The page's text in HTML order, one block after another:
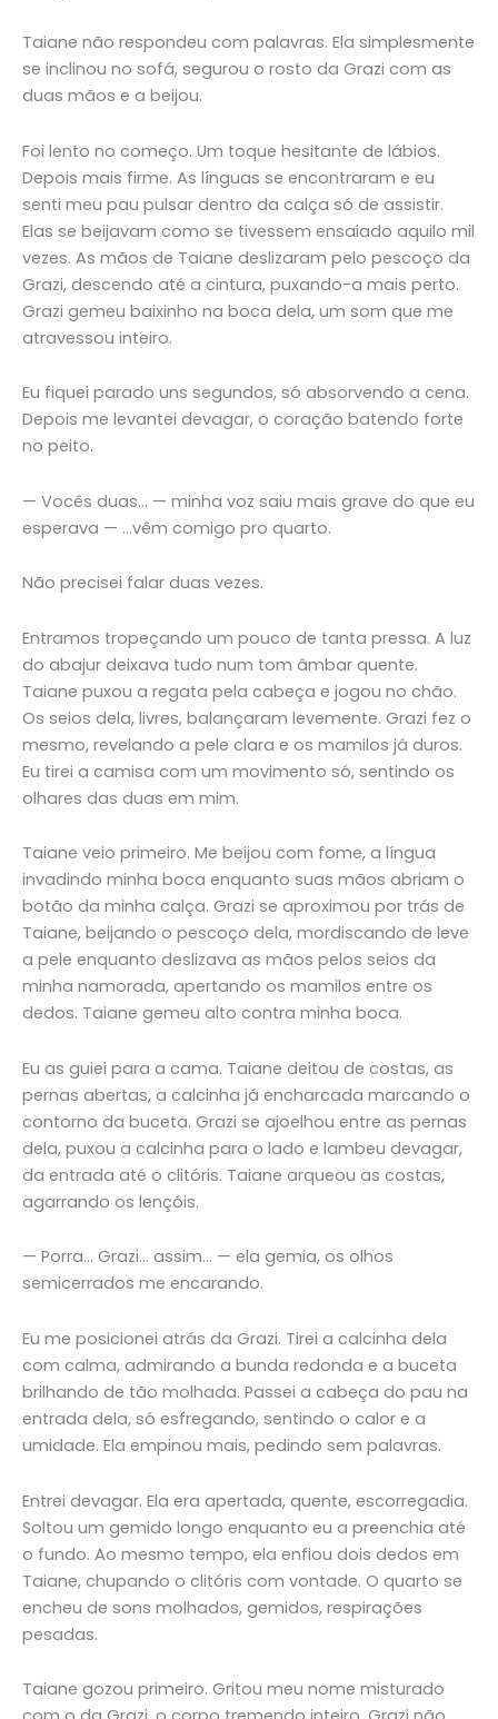
Taiane não respondeu com palavras. Ela simplesmente
se inclinou no sofá, segurou o rosto da Grazi com as
duas mãos e a beijou.
Foi lento no começo. Um toque hesitante de lábios.
Depois mais firme. As línguas se encontraram e eu
senti meu pau pulsar dentro da calça só de assistir.
Elas se beijavam como se tivessem ensaiado aquilo mil
vezes. As mãos de Taiane deslizaram pelo pescoço da
Grazi, descendo até a cintura, puxando-a mais perto.
Grazi gemeu baixinho na boca dela, um som que me
atravessou inteiro.
Eu fiquei parado uns segundos, só absorvendo a cena.
Depois me levantei devagar, o coração batendo forte
no peito.
— Vocês duas… — minha voz saiu mais grave do que eu
esperava — …vêm comigo pro quarto.
Não precisei falar duas vezes.
Entramos tropeçando um pouco de tanta pressa. A luz
do abajur deixava tudo num tom âmbar quente.
Taiane puxou a regata pela cabeça e jogou no chão.
Os seios dela, livres, balançaram levemente. Grazi fez o
mesmo, revelando a pele clara e os mamilos já duros.
Eu tirei a camisa com um movimento só, sentindo os
olhares das duas em mim.
Taiane veio primeiro. Me beijou com fome, a língua
invadindo minha boca enquanto suas mãos abriam o
botão da minha calça. Grazi se aproximou por trás de
Taiane, beijando o pescoço dela, mordiscando de leve
a pele enquanto deslizava as mãos pelos seios da
minha namorada, apertando os mamilos entre os
dedos. Taiane gemeu alto contra minha boca.
Eu as guiei para a cama. Taiane deitou de costas, as
pernas abertas, a calcinha já encharcada marcando o
contorno da buceta. Grazi se ajoelhou entre as pernas
dela, puxou a calcinha para o lado e lambeu devagar,
da entrada até o clitóris. Taiane arqueou as costas,
agarrando os lençóis.
— Porra… Grazi… assim… — ela gemia, os olhos
semicerrados me encarando.
Eu me posicionei atrás da Grazi. Tirei a calcinha dela
com calma, admirando a bunda redonda e a buceta
brilhando de tão molhada. Passei a cabeça do pau na
entrada dela, só esfregando, sentindo o calor e a
umidade. Ela empinou mais, pedindo sem palavras.
Entrei devagar. Ela era apertada, quente, escorregadia.
Soltou um gemido longo enquanto eu a preenchia até
o fundo. Ao mesmo tempo, ela enfiou dois dedos em
Taiane, chupando o clitóris com vontade. O quarto se
encheu de sons molhados, gemidos, respirações
pesadas.
Taiane gozou primeiro. Gritou meu nome misturado